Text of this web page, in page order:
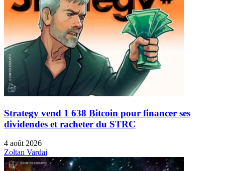
Strategy vend 1 638 Bitcoin pour financer ses
dividendes et racheter du STRC
4 août 2026
Zoltan Vardai